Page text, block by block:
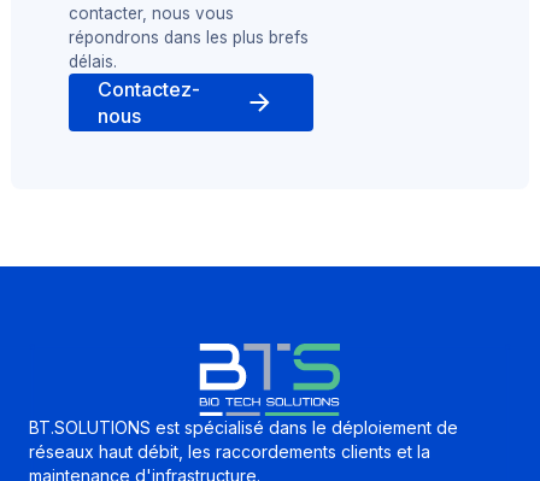
contacter, nous vous
répondrons dans les plus brefs
délais.
Contactez-
nous
BT.SOLUTIONS est spécialisé dans le déploiement de
réseaux haut débit, les raccordements clients et la
maintenance d'infrastructure.